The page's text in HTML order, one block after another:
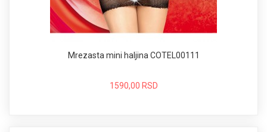
Mrezasta mini haljina COTEL00111
1590,00 RSD